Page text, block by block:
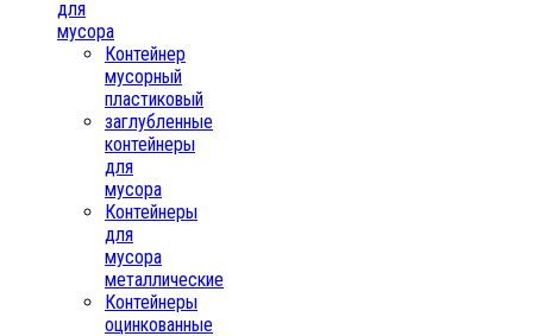
для
мусора
Контейнер
мусорный
пластиковый
заглубленные
контейнеры
для
мусора
Контейнеры
для
мусора
металлические
Контейнеры
оцинкованные